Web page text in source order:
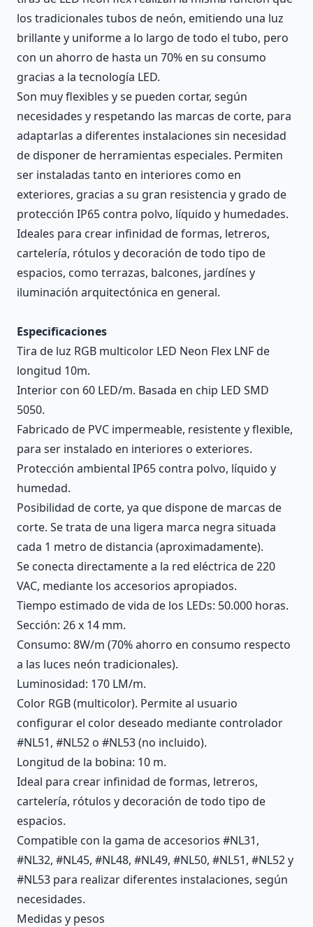
los tradicionales tubos de neón, emitiendo una luz
brillante y uniforme a lo largo de todo el tubo, pero
con un ahorro de hasta un 70% en su consumo
gracias a la tecnología LED.
Son muy flexibles y se pueden cortar, según
necesidades y respetando las marcas de corte, para
adaptarlas a diferentes instalaciones sin necesidad
de disponer de herramientas especiales. Permiten
ser instaladas tanto en interiores como en
exteriores, gracias a su gran resistencia y grado de
protección IP65 contra polvo, líquido y humedades.
Ideales para crear infinidad de formas, letreros,
cartelería, rótulos y decoración de todo tipo de
espacios, como terrazas, balcones, jardínes y
iluminación arquitectónica en general.
Especificaciones
Tira de luz RGB multicolor LED Neon Flex LNF de
longitud 10m.
Interior con 60 LED/m. Basada en chip LED SMD
5050.
Fabricado de PVC impermeable, resistente y flexible,
para ser instalado en interiores o exteriores.
Protección ambiental IP65 contra polvo, líquido y
humedad.
Posibilidad de corte, ya que dispone de marcas de
corte. Se trata de una ligera marca negra situada
cada 1 metro de distancia (aproximadamente).
Se conecta directamente a la red eléctrica de 220
VAC, mediante los accesorios apropiados.
Tiempo estimado de vida de los LEDs: 50.000 horas.
Sección: 26 x 14 mm.
Consumo: 8W/m (70% ahorro en consumo respecto
a las luces neón tradicionales).
Luminosidad: 170 LM/m.
Color RGB (multicolor). Permite al usuario
configurar el color deseado mediante controlador
#NL51, #NL52 o #NL53 (no incluido).
Longitud de la bobina: 10 m.
Ideal para crear infinidad de formas, letreros,
cartelería, rótulos y decoración de todo tipo de
espacios.
Compatible con la gama de accesorios #NL31,
#NL32, #NL45, #NL48, #NL49, #NL50, #NL51, #NL52 y
#NL53 para realizar diferentes instalaciones, según
necesidades.
Medidas y pesos